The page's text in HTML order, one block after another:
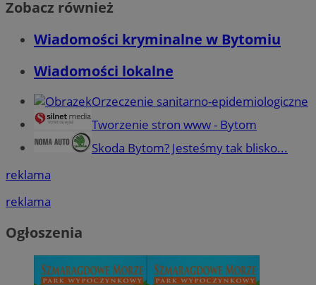
Zobacz również
Wiadomości kryminalne w Bytomiu
Wiadomości lokalne
Orzeczenie sanitarno-epidemiologiczne
Tworzenie stron www - Bytom
Skoda Bytom? Jesteśmy tak blisko...
reklama
reklama
Ogłoszenia